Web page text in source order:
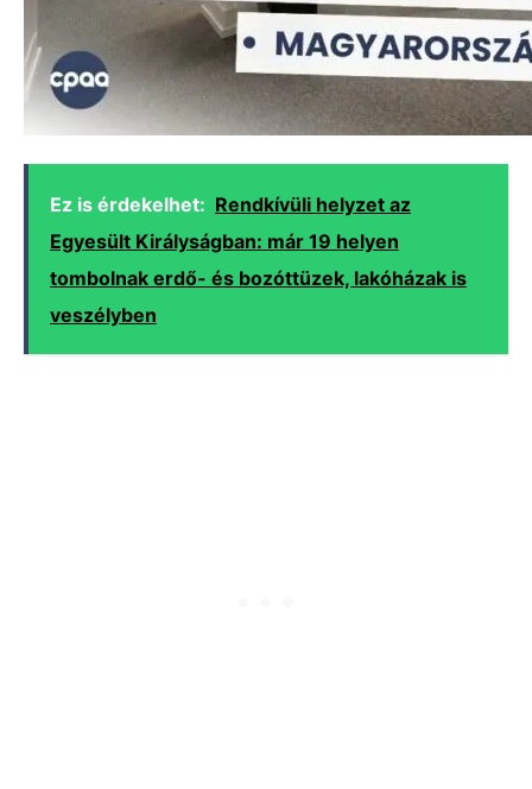
Ez is érdekelhet: Rendkívüli helyzet az
Egyesült Királyságban: már 19 helyen
tombolnak erdő- és bozóttüzek, lakóházak is
veszélyben